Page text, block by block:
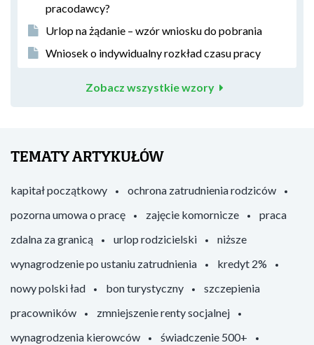
pracodawcy?
Urlop na żądanie – wzór wniosku do pobrania
Wniosek o indywidualny rozkład czasu pracy
Zobacz wszystkie wzory
TEMATY ARTYKUŁÓW
kapitał początkowy
ochrona zatrudnienia rodziców
pozorna umowa o pracę
zajęcie komornicze
praca
zdalna za granicą
urlop rodzicielski
niższe
wynagrodzenie po ustaniu zatrudnienia
kredyt 2%
nowy polski ład
bon turystyczny
szczepienia
pracowników
zmniejszenie renty socjalnej
wynagrodzenia kierowców
świadczenie 500+